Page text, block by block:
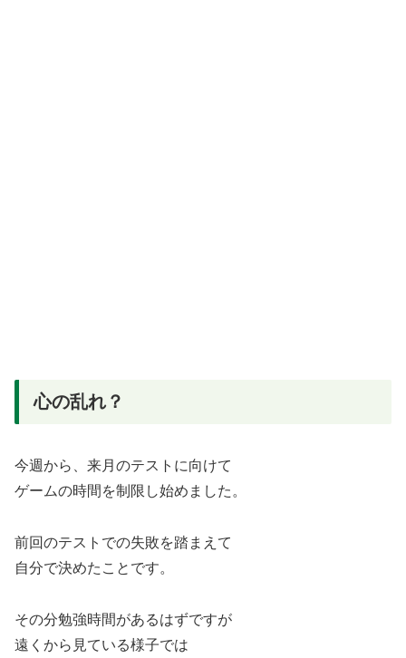
心の乱れ？
今週から、来月のテストに向けて
ゲームの時間を制限し始めました。
前回のテストでの失敗を踏まえて
自分で決めたことです。
その分勉強時間があるはずですが
遠くから見ている様子では